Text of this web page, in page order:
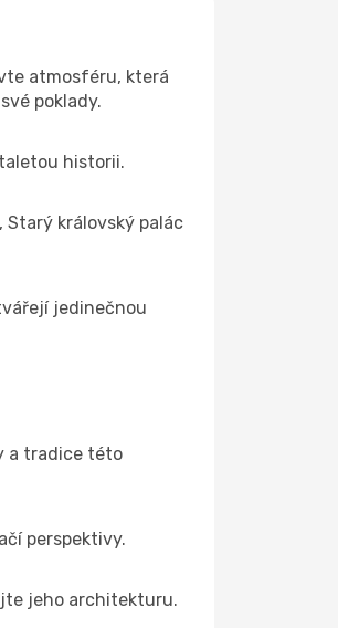
atmosféru, která
poklady.
historii.
královský palác
jedinečnou
a tradice této
perspektivy.
jeho architekturu.